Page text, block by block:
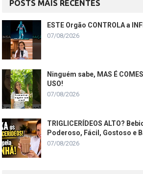
POSTS MAIS RECENTES
ESTE Orgão CONTROLA a
07/08/2026
Ninguém sabe, MAS É
USO!
07/08/2026
TRIGLICERÍDEOS ALTO?
Poderoso, Fácil, Gostoso e
07/08/2026